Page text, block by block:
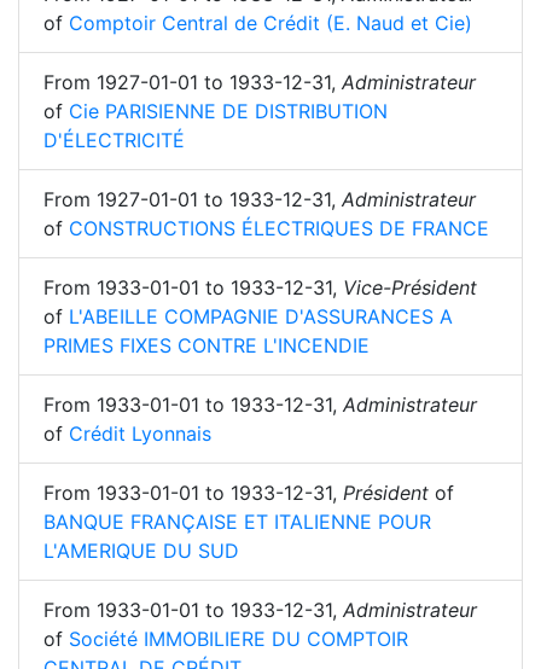
of Comptoir Central de Crédit (E. Naud et Cie)
From 1927-01-01 to 1933-12-31, Administrateur
of Cie PARISIENNE DE DISTRIBUTION
D'ÉLECTRICITÉ
From 1927-01-01 to 1933-12-31, Administrateur
of CONSTRUCTIONS ÉLECTRIQUES DE FRANCE
From 1933-01-01 to 1933-12-31, Vice-Président
of L'ABEILLE COMPAGNIE D'ASSURANCES A
PRIMES FIXES CONTRE L'INCENDIE
From 1933-01-01 to 1933-12-31, Administrateur
of Crédit Lyonnais
From 1933-01-01 to 1933-12-31, Président of
BANQUE FRANÇAISE ET ITALIENNE POUR
L'AMERIQUE DU SUD
From 1933-01-01 to 1933-12-31, Administrateur
of Société IMMOBILIERE DU COMPTOIR